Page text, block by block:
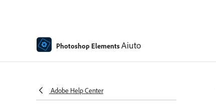
Photoshop ElementsAiuto
Adobe Help Center
Panoramica sulla pittura
Impostare i pennelli